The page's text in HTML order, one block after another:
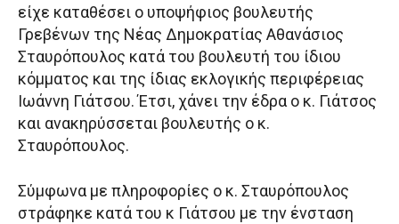
είχε καταθέσει ο υποψήφιος βουλευτής
Γρεβένων της Νέας Δημοκρατίας Αθανάσιος
Σταυρόπουλος κατά του βουλευτή του ίδιου
κόμματος και της ίδιας εκλογικής περιφέρειας
Ιωάννη Γιάτσου. Έτσι, χάνει την έδρα ο κ. Γιάτσος
και ανακηρύσσεται βουλευτής ο κ.
Σταυρόπουλος.
Σύμφωνα με πληροφορίες ο κ. Σταυρόπουλος
στράφηκε κατά του κ Γιάτσου με την ένσταση